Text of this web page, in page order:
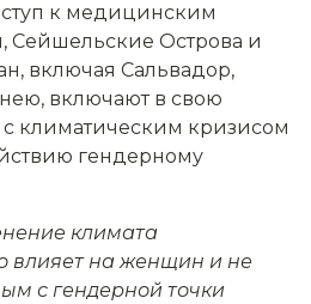
к медицинским
Сейшельские Острова и
включая Сальвадор,
включают в свою
климатическим кризисом
гендерному
климата
влияет на женщин и не
с гендерной точки